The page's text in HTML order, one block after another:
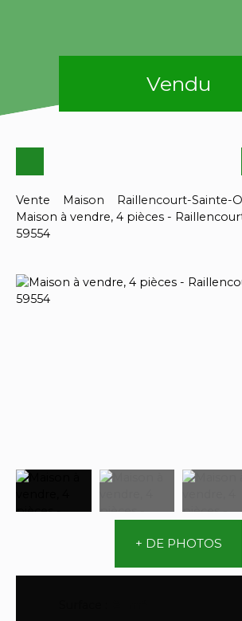
Vendu
Vente Maison
Raillencourt-Sainte-
Maison à vendre, 4 pièces -
59554
+ DE PHOTOS